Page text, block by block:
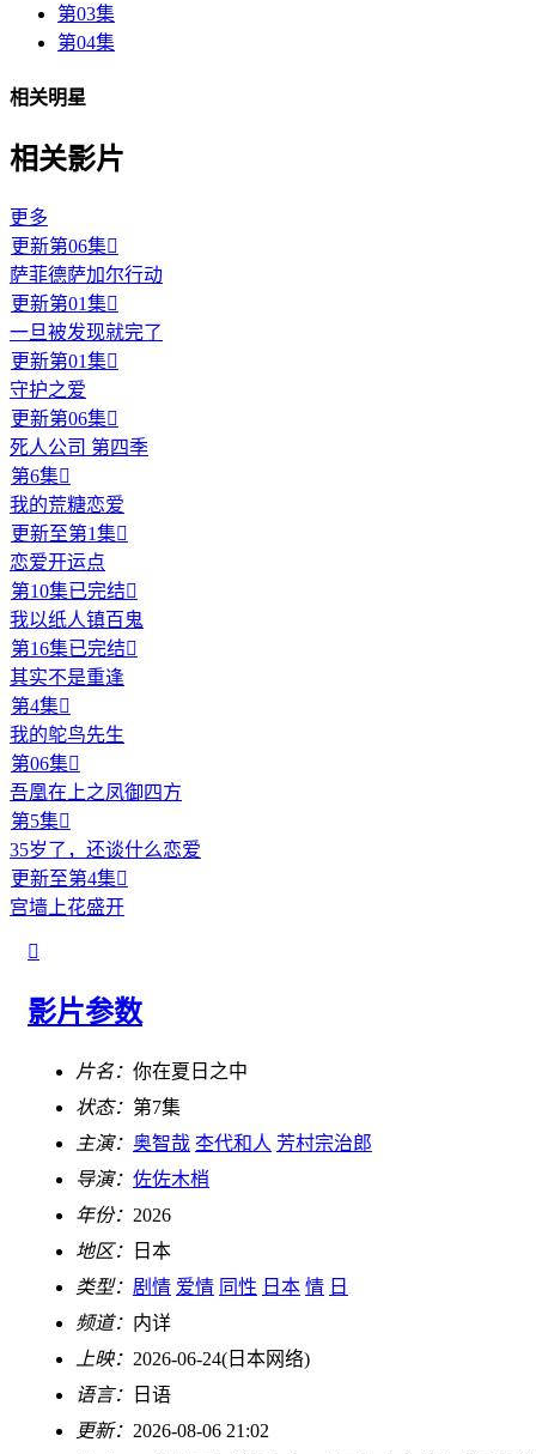
第03集
第04集
相关明星
相关影片
更多
更新第06集
萨菲德萨加尔行动
更新第01集
一旦被发现就完了
更新第01集
守护之爱
更新第06集
死人公司 第四季
第6集
我的荒糖恋爱
更新至第1集
恋爱开运点
第10集已完结
我以纸人镇百鬼
第16集已完结
其实不是重逢
第4集
我的鸵鸟先生
第06集
吾凰在上之凤御四方
第5集
35岁了，还谈什么恋爱
更新至第4集
宫墙上花盛开

影片参数
片名： 你在夏日之中
状态： 第7集
主演： 奥智哉 杢代和人 芳村宗治郎
导演： 佐佐木梢
年份： 2026
地区：
日本
类型： 剧情 爱情 同性 日本 情 日
频道： 内详
上映： 2026-06-24(日本网络)
语言：
日语
更新： 2026-08-06 21:02